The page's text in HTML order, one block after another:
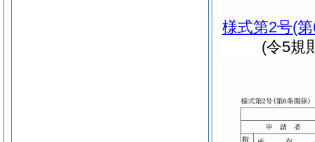
様式第2号(
(令5規